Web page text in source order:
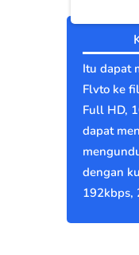
Itu dapat
Flvto ke
Full HD,
dapat
dengan
192kbps,